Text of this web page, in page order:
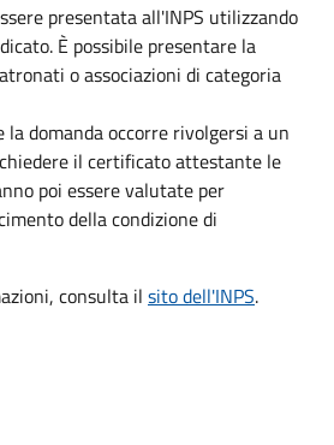
presentata all'INPS utilizzando
È possibile presentare la
o associazioni di categoria
la domanda occorre rivolgersi a un
il certificato attestante le
poi essere valutate per
della condizione di
consulta il sito dell'INPS.